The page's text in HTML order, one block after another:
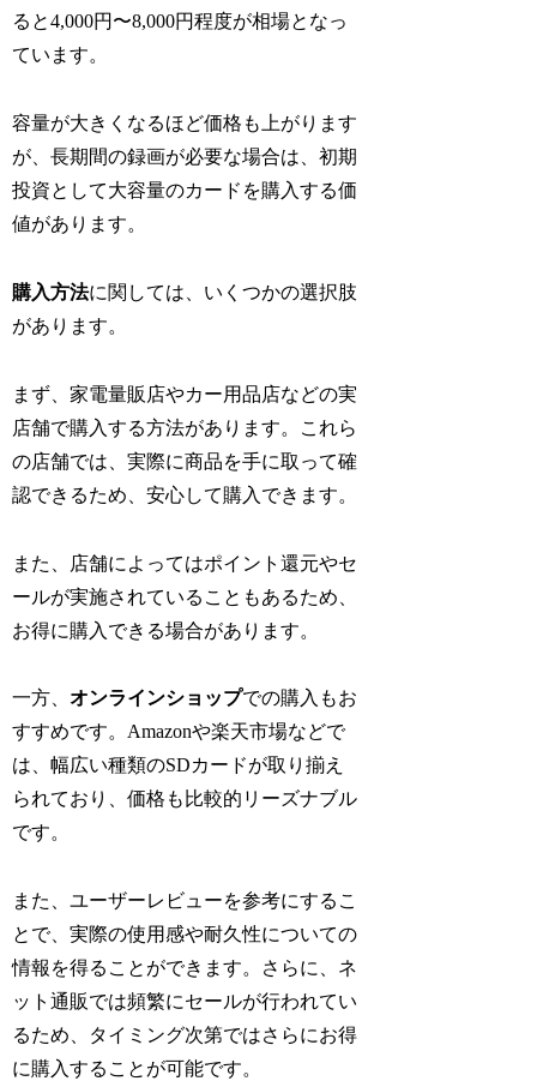
ると4,000円〜8,000円程度が相場となっ
ています。
容量が大きくなるほど価格も上がります
が、長期間の録画が必要な場合は、初期
投資として大容量のカードを購入する価
値があります。
購入方法に関しては、いくつかの選択肢
があります。
まず、家電量販店やカー用品店などの実
店舗で購入する方法があります。これら
の店舗では、実際に商品を手に取って確
認できるため、安心して購入できます。
また、店舗によってはポイント還元やセ
ールが実施されていることもあるため、
お得に購入できる場合があります。
一方、オンラインショップでの購入もお
すすめです。Amazonや楽天市場などで
は、幅広い種類のSDカードが取り揃え
られており、価格も比較的リーズナブル
です。
また、ユーザーレビューを参考にするこ
とで、実際の使用感や耐久性についての
情報を得ることができます。さらに、ネ
ット通販では頻繁にセールが行われてい
るため、タイミング次第ではさらにお得
に購入することが可能です。